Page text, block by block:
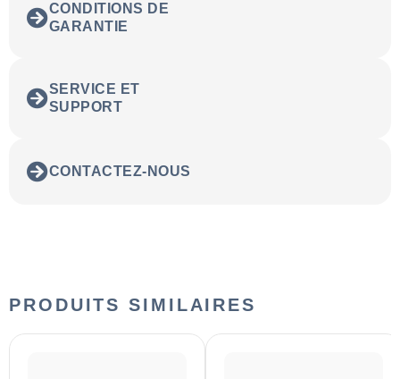
CONDITIONS DE
GARANTIE
SERVICE ET
SUPPORT
CONTACTEZ-NOUS
PRODUITS SIMILAIRES